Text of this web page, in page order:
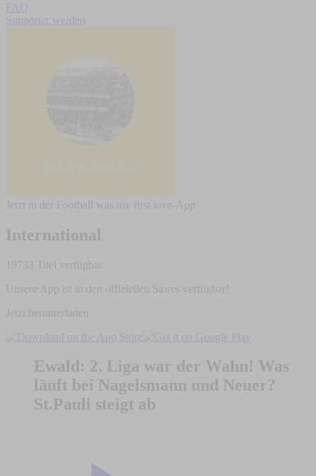
FAQ
Supporter werden
Jetzt in der Football was my first love-App
International
19733 Titel verfügbar
Unsere App ist in den offiziellen Stores verfügbar!
Jetzt herunterladen
Ewald: 2. Liga war der Wahn! Was
läuft bei Nagelsmann und Neuer?
St.Pauli steigt ab